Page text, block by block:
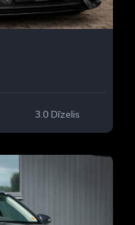
3.0 Dīzelis